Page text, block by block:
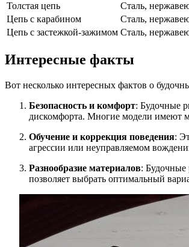
Толстая цепь
Сталь,
Цепь с карабином
Сталь,
Цепь с застежкой-зажимом Сталь,
Интересные факты
Вот несколько интересных фактов о
Безопасность и комфорт: Будочные
дискомфорта. Многие модели имеют
Обучение и коррекция поведения:
агрессии или неуправляемом
Разнообразие материалов: Будочные
позволяет выбрать оптимальный